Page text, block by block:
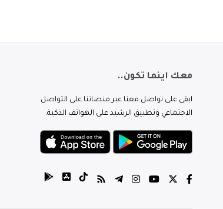
معك اينما تكون..
ابقى على تواصل معنا عبر منصاتنا على التواصل
الاجتماعي وتطبيق الرشيد على الهواتف الذكية.